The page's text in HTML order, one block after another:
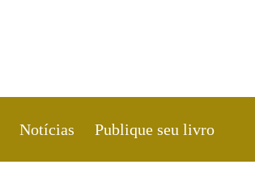
Notícias Publique seu livro